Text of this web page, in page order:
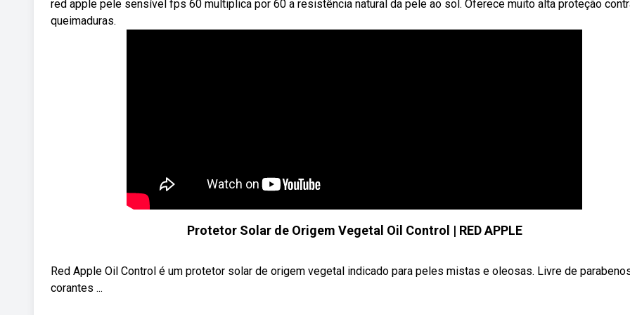
red apple pele sensível fps 60 multiplica por 60 a resistência natural da pele ao sol. Oferece muito alta proteção
queimaduras.
Protetor Solar de Origem Vegetal Oil Control | RED APPLE
Red Apple Oil Control é um protetor solar de origem vegetal indicado para peles mistas e oleosas. Livre de
corantes ...